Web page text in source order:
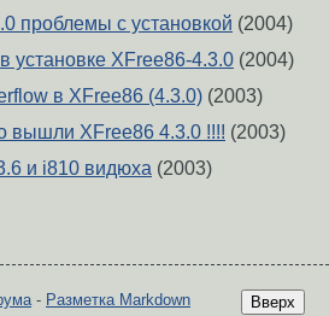
проблемы с установкой (2004)
установке XFree86-4.3.0 (2004)
в XFree86 (4.3.0) (2003)
вышли XFree86 4.3.0 !!!! (2003)
и i810 видюха (2003)
Вверх
- Разметка Markdown